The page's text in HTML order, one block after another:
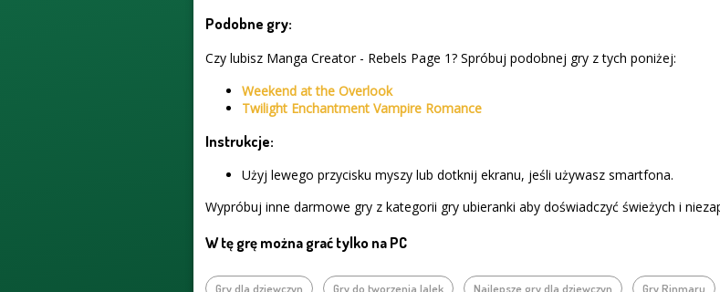
Podobne gry:
Czy lubisz Manga Creator - Rebels Page 1? Spróbuj podobnej gry z tych poniżej:
Weekend at the Overlook
Twilight Enchantment Vampire Romance
Instrukcje:
Użyj lewego przycisku myszy lub dotknij ekranu, jeśli używasz smartfona.
Wypróbuj inne darmowe gry z kategorii gry ubieranki aby doświadczyć świeżych i
W tę grę można grać tylko na PC
Gry dla dziewczyn Gry do tworzenia lalek Najlepsze gry dla dziewczyn Gry Rinmaru